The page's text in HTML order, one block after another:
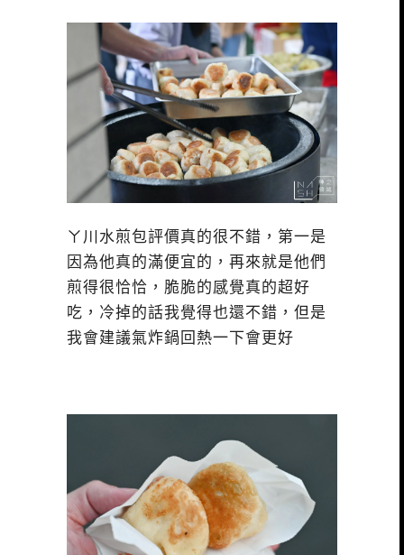
ㄚ川水煎包評價真的很不錯，第一是
因為他真的滿便宜的，再來就是他們
煎得很恰恰，脆脆的感覺真的超好
吃，冷掉的話我覺得也還不錯，但是
我會建議氣炸鍋回熱一下會更好